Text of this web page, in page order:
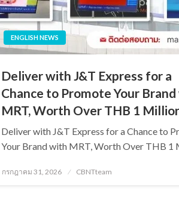
ENGLISH NEWS
Deliver with J&T Express for a
Chance to Promote Your
MRT, Worth Over THB 1
Deliver with J&T Express for a Chance to
Your Brand with MRT, Worth Over THB 1
Posted
กรกฎาคม 31, 2026 CBNTteam